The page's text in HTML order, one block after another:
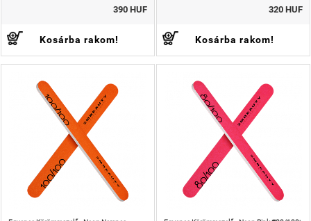
390 HUF
Kosárba rakom!
320 HUF
Kosárba rakom!